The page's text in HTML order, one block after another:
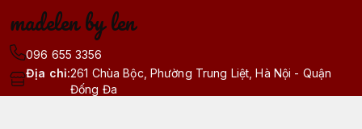
madelen by len
096 655 3356
Địa chỉ:261 Chùa Bộc, Phường Trung Liệt, Hà Nội - Quận
Đống Đa